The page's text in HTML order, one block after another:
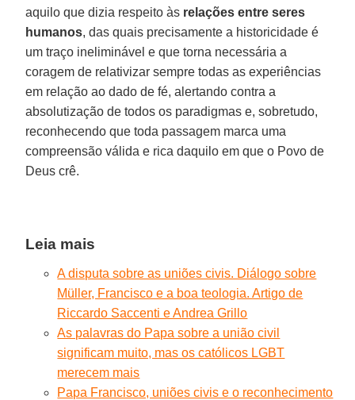
aquilo que dizia respeito às relações entre seres
humanos, das quais precisamente a historicidade é
um traço ineliminável e que torna necessária a
coragem de relativizar sempre todas as experiências
em relação ao dado de fé, alertando contra a
absolutização de todos os paradigmas e, sobretudo,
reconhecendo que toda passagem marca uma
compreensão válida e rica daquilo em que o Povo de
Deus crê.
Leia mais
A disputa sobre as uniões civis. Diálogo sobre
Müller, Francisco e a boa teologia. Artigo de
Riccardo Saccenti e Andrea Grillo
As palavras do Papa sobre a união civil
significam muito, mas os católicos LGBT
merecem mais
Papa Francisco, uniões civis e o reconhecimento